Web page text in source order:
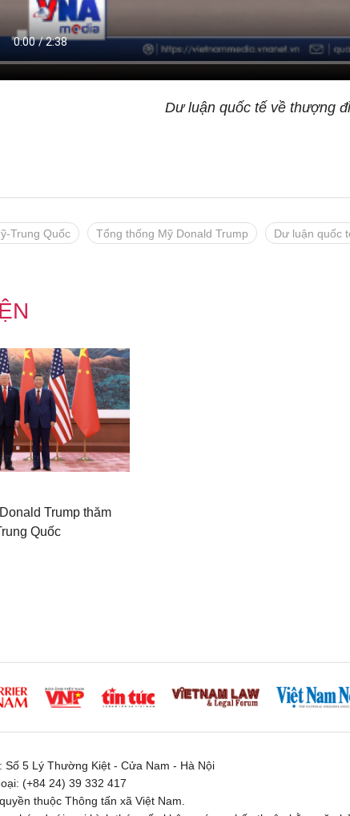
Dư luận quốc tế về thượng
Trung Quốc Tổng thống Mỹ Donald Trump Dư luận quốc
Trump thăm
Quốc
Số 5 Lý Thường Kiệt - Cửa Nam - Hà Nội
(+84 24) 39 332 417
thuộc Thông tấn xã Việt Nam.